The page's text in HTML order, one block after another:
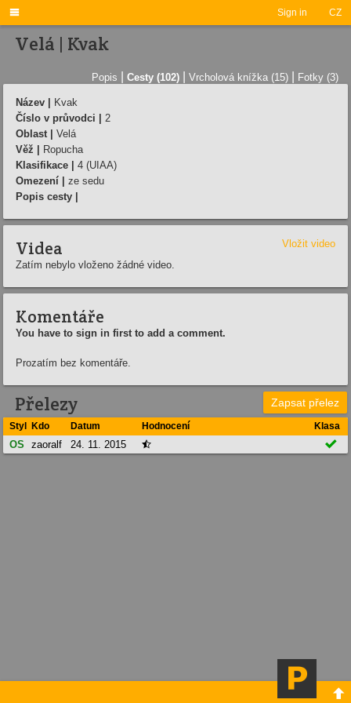
Sign in CZ

Velá | Kvak
Popis Cesty (102) Vrcholová knížka (15) Fotky (3)
Název |
Kvak
Číslo v průvodci |
2
Oblast |
Velá
Věž |
Ropucha
Klasifikace |
4 (UIAA)
Omezení |
ze sedu
Popis cesty |
Videa
Vložit video
Zatím nebylo vloženo žádné video.
Komentáře
You have to sign in first to add a comment.
Prozatím bez komentáře.
Přelezy Zapsat přelez
Styl Kdo Datum Hodnocení Klasa
OS zaoralf 24. 11. 2015  
